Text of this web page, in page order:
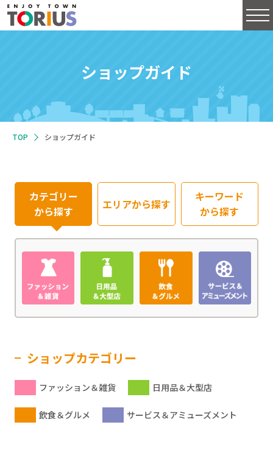
ショップガイド
TOP ショップガイド
カテゴリー
から探す
エリアから探す
キーワード
から探す
ショップカテゴリー
ファッション＆雑貨 日用品＆大型店
飲食＆グルメ サービス＆アミューズメント